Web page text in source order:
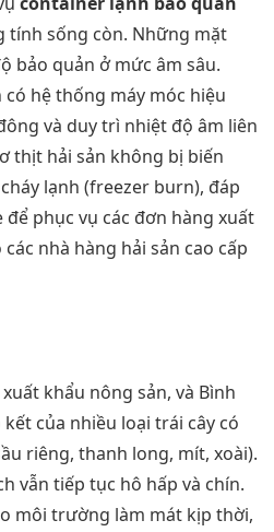
tính sống còn. Những mặt
bảo quản ở mức âm sâu.
hệ thống máy móc hiệu
và duy trì nhiệt độ âm liên
thịt hải sản không bị biến
lạnh (freezer burn), đáp
phục vụ các đơn hàng xuất
nhà hàng hải sản cao cấp
khẩu nông sản, và Bình
của nhiều loại trái cây có
riêng, thanh long, mít, xoài).
vẫn tiếp tục hô hấp và chín.
môi trường làm mát kịp thời,